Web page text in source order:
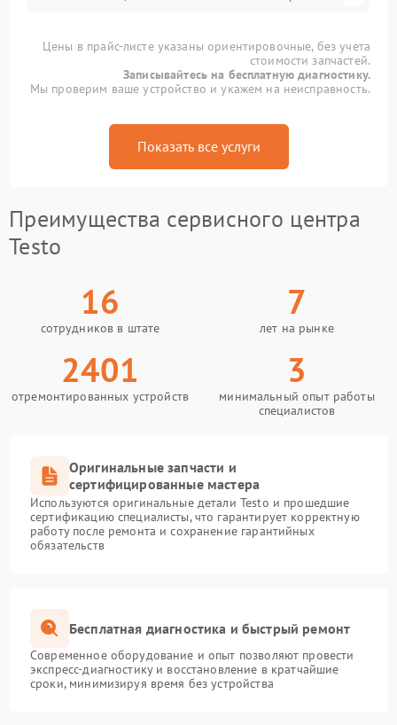
Цены в прайс-листе указаны ориентировочные, без учета
стоимости запчастей.
Записывайтесь на бесплатную диагностику.
Мы проверим ваше устройство и укажем на неисправность.
Показать все услуги
Преимущества сервисного центра
Testo
16
сотрудников в штате
7
лет на рынке
2401
отремонтированных устройств
3
минимальный опыт работы
специалистов
Оригинальные запчасти и
сертифицированные мастера
Используются оригинальные детали Testo и прошедшие
сертификацию специалисты, что гарантирует корректную
работу после ремонта и сохранение гарантийных
обязательств
Бесплатная диагностика и быстрый ремонт
Современное оборудование и опыт позволяют провести
экспресс-диагностику и восстановление в кратчайшие
сроки, минимизируя время без устройства